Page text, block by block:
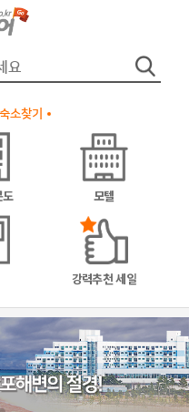
소찾기
도 모텔
강력추천 세일